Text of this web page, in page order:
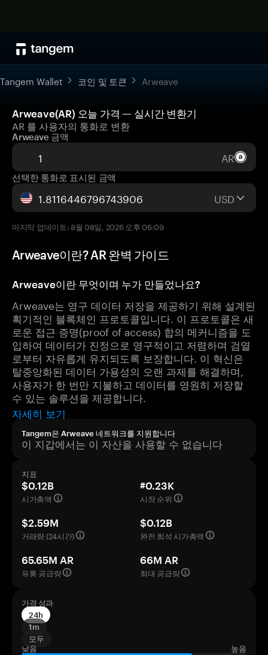
Tangem Wallet 코인 및 토큰 Arweave
Arweave(AR) 오늘 가격 — 실시간 변환기
AR 를 사용자의 통화로 변환
Arweave 금액
AR
선택한 통화로 표시된 금액
USD
마지막 업데이트: 8월 08일, 2026 오후 06:09
Arweave이란? AR 완벽 가이드
Arweave이란 무엇이며 누가 만들었나요?
Arweave는 영구 데이터 저장을 제공하기 위해 설계된
획기적인 블록체인 프로토콜입니다. 이 프로토콜은 새
로운 접근 증명(proof of access) 합의 메커니즘을 도
입하여 데이터가 진정으로 영구적이고 저렴하며 검열
로부터 자유롭게 유지되도록 보장합니다. 이 혁신은
탈중앙화된 데이터 가용성의 오랜 과제를 해결하며,
사용자가 한 번만 지불하고 데이터를 영원히 저장할
수 있는 솔루션을 제공합니다.
자세히 보기
Tangem은 Arweave 네트워크를 지원합니다
이 지갑에서는 이 자산을 사용할 수 없습니다
지표
$0.12B
시가총액
#0.23K
시장 순위
$2.59M
거래량 (24시간)
$0.12B
완전 희석 시가총액
65.65M AR
유통 공급량
66M AR
최대 공급량
가격 성과
24h
1m
모두
낮음
높음